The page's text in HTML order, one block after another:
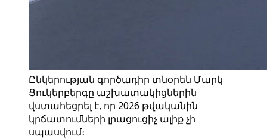
Ընկերության գործադիր տնօրեն Մարկ
Ցուկերբերգը աշխատակիցներին
վստահեցրել է, որ 2026 թվականին
կրճատումների լրացուցիչ ալիք չի
սպասվում։